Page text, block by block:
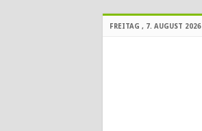
FREITAG , 7. AUGUST 2026